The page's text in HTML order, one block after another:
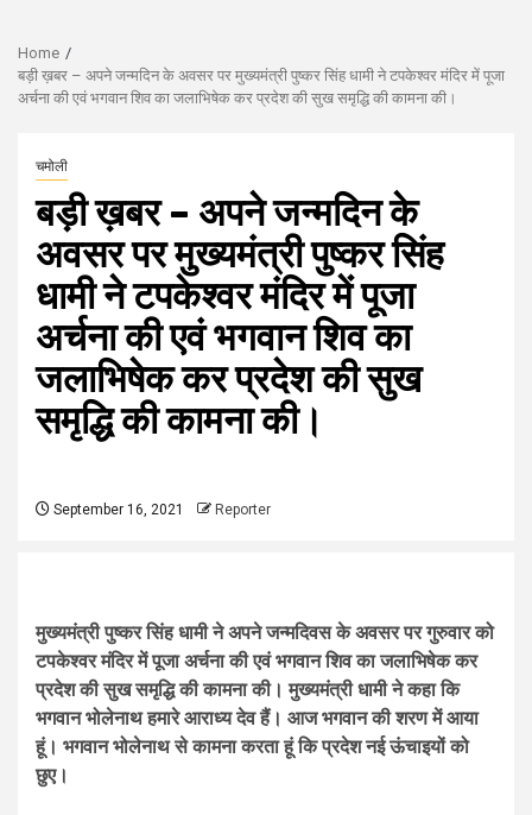
Home
बड़ी ख़बर – अपने जन्मदिन के अवसर पर मुख्यमंत्री पुष्कर सिंह धामी ने टपकेश्वर मंदिर में पूजा
अर्चना की एवं भगवान शिव का जलाभिषेक कर प्रदेश की सुख समृद्धि की कामना की।
चमोली
बड़ी ख़बर – अपने जन्मदिन के
अवसर पर मुख्यमंत्री पुष्कर सिंह
धामी ने टपकेश्वर मंदिर में पूजा
अर्चना की एवं भगवान शिव का
जलाभिषेक कर प्रदेश की सुख
समृद्धि की कामना की।
September 16, 2021 Reporter
मुख्यमंत्री पुष्कर सिंह धामी ने अपने जन्मदिवस के अवसर पर गुरुवार को
टपकेश्वर मंदिर में पूजा अर्चना की एवं भगवान शिव का जलाभिषेक कर
प्रदेश की सुख समृद्धि की कामना की। मुख्यमंत्री धामी ने कहा कि
भगवान भोलेनाथ हमारे आराध्य देव हैं। आज भगवान की शरण में आया
हूं। भगवान भोलेनाथ से कामना करता हूं कि प्रदेश नई ऊंचाइयों को
छुए।